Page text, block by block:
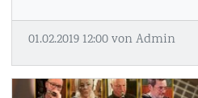
01.02.2019 12:00von Admin